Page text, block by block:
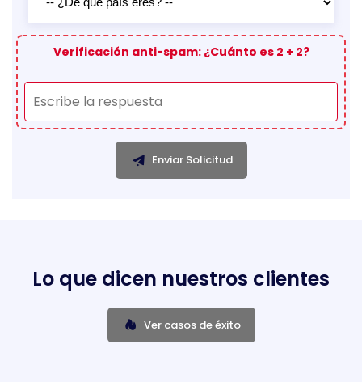
Verificación anti-spam: ¿Cuánto es 2 + 2?
Enviar Solicitud
Lo que dicen nuestros clientes
Ver casos de éxito